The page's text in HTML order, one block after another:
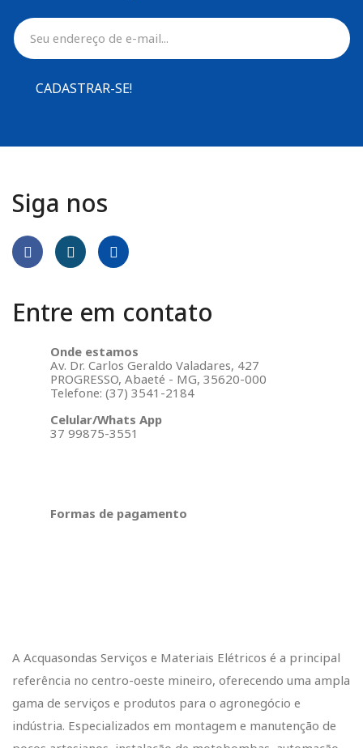
CADASTRAR-SE!
Siga nos
Entre em contato
Onde estamos
Av. Dr. Carlos Geraldo Valadares, 427
PROGRESSO, Abaeté - MG, 35620-000
Telefone: (37) 3541-2184
Celular/Whats App
37 99875-3551
Formas de pagamento
A Acquasondas Serviços e Materiais Elétricos é a principal
referência no centro-oeste mineiro, oferecendo uma ampla
gama de serviços e produtos para o agronegócio e
indústria. Especializados em montagem e manutenção de